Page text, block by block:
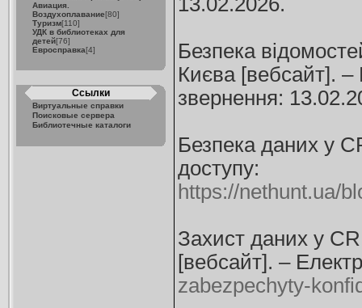
Авиация.
Воздухоплавание[80]
Туризм[110]
УДК в библиотеках для
детей[76]
Евросправка[4]
Ссылки
Виртуальные справки
Поисковые сервера
Библиотечные каталоги
Безпека
Києва [вебсайт].
звернення:
Безпека даних у
доступу:
https://nethunt.ua/
Захист даних у
[вебсайт]. –
zabezpechyty-